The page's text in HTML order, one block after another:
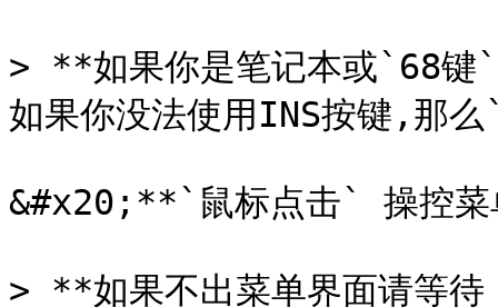
> **如果你是笔记本或`68键
如果你没法使用INS按键,那
&#x20;**`鼠标点击` 操控
> **如果不出菜单界面请等待